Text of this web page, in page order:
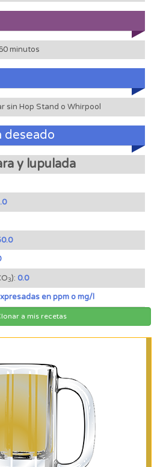
minutos
sin Hop Stand o Whirpool
deseado
y lupulada
3): 0.0
en ppm o mg/l
a mis recetas